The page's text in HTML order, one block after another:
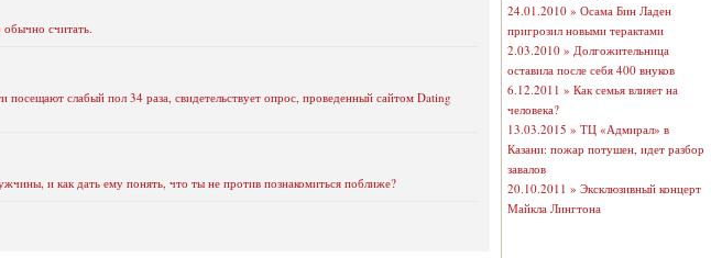
считать.
слабый пол 34 раза, свидетельствует опрос, проведенный сайтом Dating
и как дать ему понять, что ты не против познакомиться поближе?
24.01.2010 » Осама Бин Ладен
пригрозил новыми терактами
2.03.2010 » Долгожительница
оставила после себя 400 внуков
6.12.2011 » Как семья влияет на
человека?
13.03.2015 » ТЦ «Адмирал» в
Казани: пожар потушен, идет разбор
завалов
20.10.2011 » Эксклюзивный концерт
Майкла Лингтона